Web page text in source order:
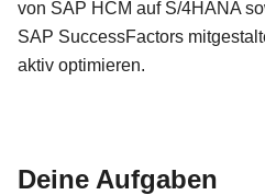
von SAP HCM auf S/4HANA
SAP SuccessFactors
aktiv optimieren.
Deine Aufgaben